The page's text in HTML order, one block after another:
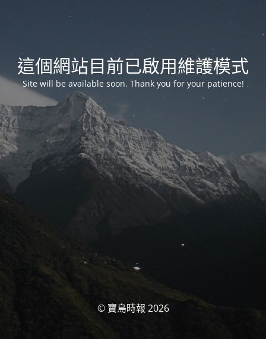
這個網站目前已啟用維護模式
Site will be available soon. Thank you for your patience!
© 寶島時報 2026